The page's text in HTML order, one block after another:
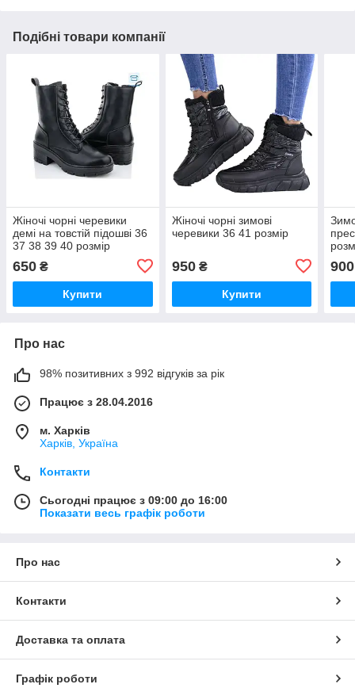
Подібні товари компанії
Жіночі чорні черевики
демі на товстій підошві 36
37 38 39 40 розмір
650 ₴
Купити
Жіночі чорні зимові
черевики 36 41 розмір
950₴
Купити
900
Про нас
98% позитивних з 992 відгуків за рік
Працює з 28.04.2016
м. Харків
Харків, Україна
Контакти
Сьогодні працює з 09:00 до 16:00
Показати весь графік роботи
Про нас
Контакти
Доставка та оплата
Графік роботи